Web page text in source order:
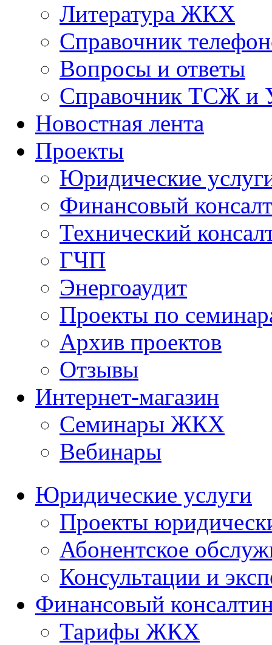
Литература ЖКХ
Справочник
Вопросы и ответы
Справочник ТСЖ и
Новостная лента
Проекты
Юридические
Финансовый
Технический
ГЧП
Энергоаудит
Проекты по
Архив проектов
Отзывы
Интернет-магазин
Семинары ЖКХ
Вебинары
Юридические услуги
Проекты
Абонентское
Консультации и
Финансовый
Тарифы ЖКХ